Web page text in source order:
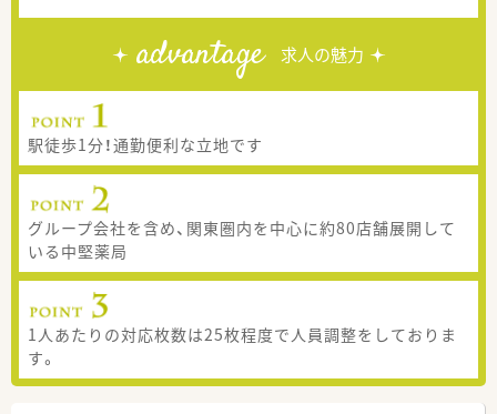
advantage 求人の魅力
駅徒歩1分！通勤便利な立地です
グループ会社を含め、関東圏内を中心に約80店舗展開して
いる中堅薬局
1人あたりの対応枚数は25枚程度で人員調整をしておりま
す。